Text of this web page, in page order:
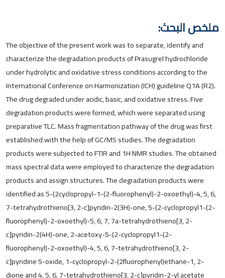
ملخص البحث:
The objective of the present work was to separate, identify and
characterize the degradation products of Prasugrel hydrochloride
under hydrolytic and oxidative stress conditions according to the
International Conference on Harmonization (ICH) guideline Q1A (R2).
The drug degraded under acidic, basic, and oxidative stress. Five
degradation products were formed, which were separated using
preparative TLC. Mass fragmentation pathway of the drug was first
established with the help of GC/MS studies. The degradation
products were subjected to FTIR and 1H NMR studies. The obtained
mass spectral data were employed to characterize the degradation
products and assign structures. The degradation products were
identified as 5-(2cyclopropyl-1-(2-fluorophenyl)-2-oxoethyl)-4, 5, 6,
7-tetrahydrothieno[3, 2-c]pyridin-2(3H)-one, 5-(2-cyclopropyl1-(2-
fluorophenyl)-2-oxoethyl)-5, 6, 7, 7a-tetrahydrothieno[3, 2-
c]pyridin-2(4H)-one, 2-acetoxy-5-(2-cyclopropyl1-(2-
fluorophenyl)-2-oxoethyl)-4, 5, 6, 7-tetrahydrothieno[3, 2-
c]pyridine 5-oxide, 1-cyclopropyl-2-(2fluorophenyl)ethane-1, 2-
dione and 4, 5, 6, 7-tetrahydrothieno[3, 2-c]pyridin-2-yl acetate